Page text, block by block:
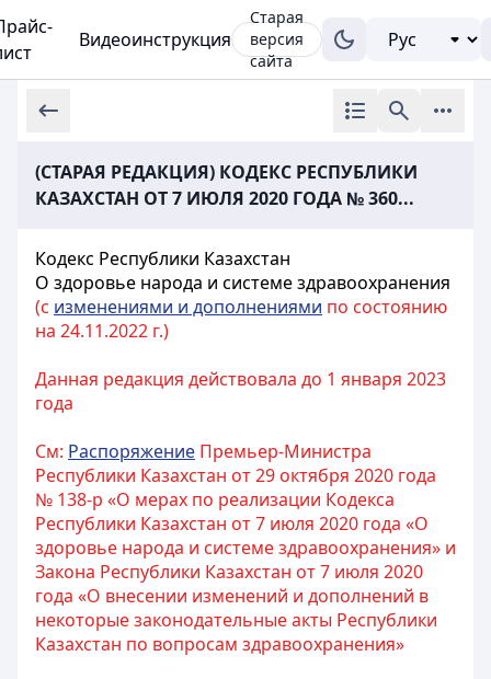
Видеоинструкция
Старая
версия
сайта
(СТАРАЯ РЕДАКЦИЯ) КОДЕКС РЕСПУБЛИКИ
КАЗАХСТАН ОТ 7 ИЮЛЯ 2020 ГОДА № 360...
Кодекс Республики Казахстан
О здоровье народа и системе здравоохранения
(с изменениями и дополнениями по состоянию
на 24.11.2022 г.)
Данная редакция действовала до 1 января 2023
года
См: Распоряжение Премьер-Министра
Республики Казахстан от 29 октября 2020 года
№ 138-р «О мерах по реализации Кодекса
Республики Казахстан от 7 июля 2020 года «О
здоровье народа и системе здравоохранения» и
Закона Республики Казахстан от 7 июля 2020
года «О внесении изменений и дополнений в
некоторые законодательные акты Республики
Казахстан по вопросам здравоохранения»